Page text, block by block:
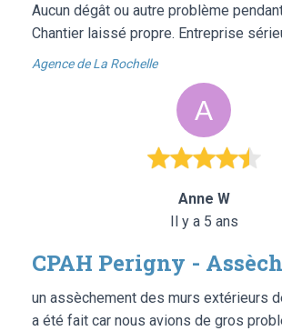
Aucun dégât ou autre problème
Chantier laissé propre. Entreprise
Agence de La Rochelle
Anne W
Il y a 5 ans
CPAH Perigny -
un assèchement des murs extérieurs
a été fait car nous avions de gros